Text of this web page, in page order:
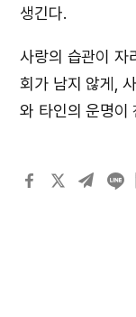
생긴다.
사랑의 습관이 자
회가 남지 않게,
와 타인의 운명이